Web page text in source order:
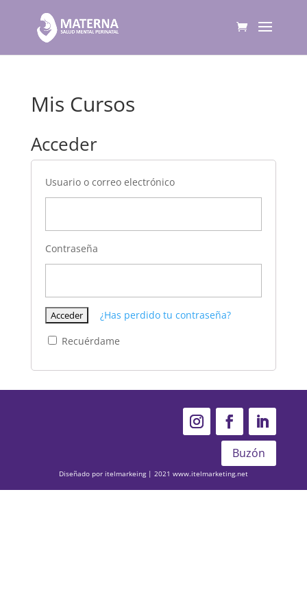
Mis Cursos
Acceder
Usuario o correo electrónico
Contraseña
¿Has perdido tu contraseña?
Recuérdame
Diseñado por itelmarkeing | 2021 www.itelmarketing.net
Buzón